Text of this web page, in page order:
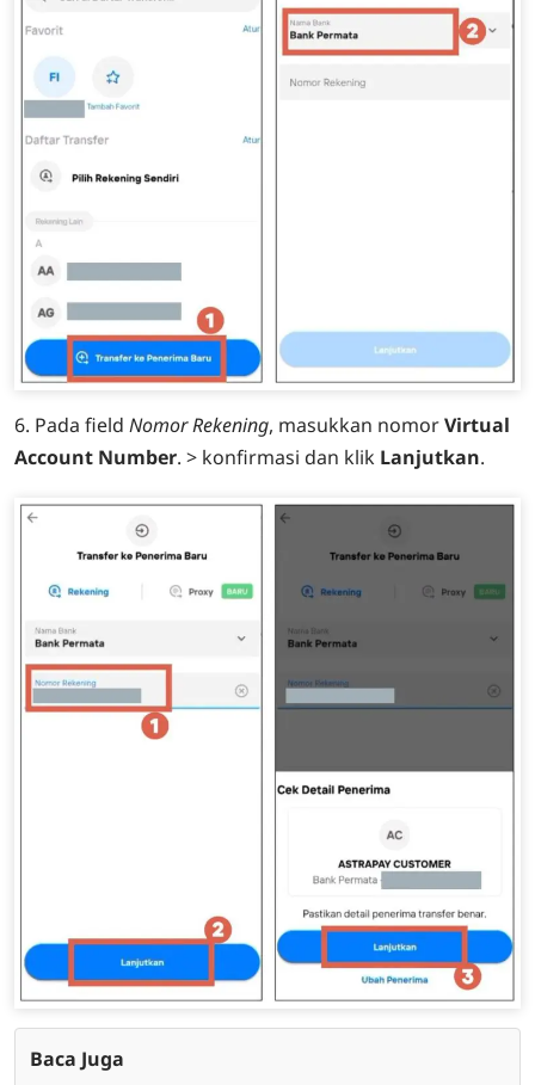
6. Pada field Nomor Rekening, masukkan nomorVirtual
Account Number. > konfirmasi dan klik Lanjutkan.
Baca Juga